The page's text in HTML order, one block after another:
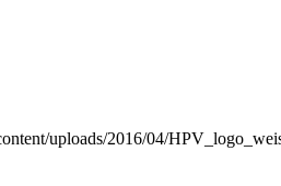
uploads/2016/04/